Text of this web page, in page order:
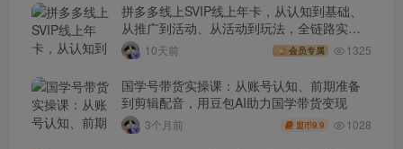
拼多多线上SVIP线上年卡，从认知到基础、
从推广到活动、从活动到玩法，全链路实战
(260730)
10天前 会员专属 1325
国学号带货实操课：从账号认知、前期准备
到剪辑配音，用豆包AI助力国学带货变现
3个月前 盟币9.9 1028